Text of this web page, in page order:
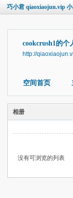
巧小君 qiaoxiaojun.vip
cookcrush1的个
http://
空间首页
相册
没有可浏览的列表